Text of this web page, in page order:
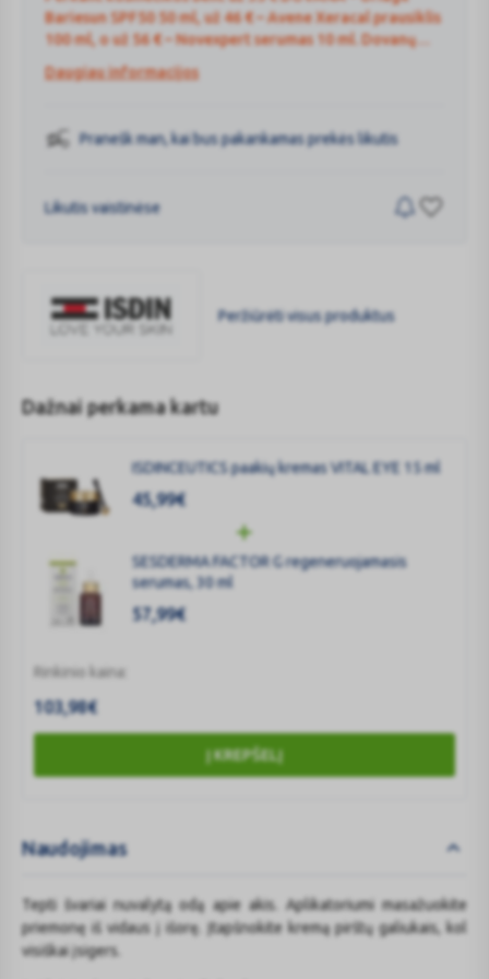
Bariesun SPF50 50 ml, už 46 € – Avene Xeracal prausiklis
100 ml, o už 56 € – Novexpert serumas 10 ml. Dovanų
skaičius ribotas. Dovana nepridedama pasirinkus prekių
pristatymą per 1 h.
Daugiau informacijos
Pranešk man, kai bus pakankamas prekės likutis
Likutis vaistinėse
Peržiūrėti visus produktus
Dažnai perkama kartu
ISDINCEUTICS paakių kremas VITAL EYE 15 ml
45,99€
SESDERMA FACTOR G regeneruojamasis
serumas, 30 ml
57,99€
Rinkinio kaina:
103,98€
Į KREPŠELĮ
Naudojimas
Tepti švariai nuvalytą odą apie akis. Aplikatoriumi masažuokite
priemonę iš vidaus į išorę. Įtapšnokite kremą pirštų galiukais, kol
visiškai įsigers.